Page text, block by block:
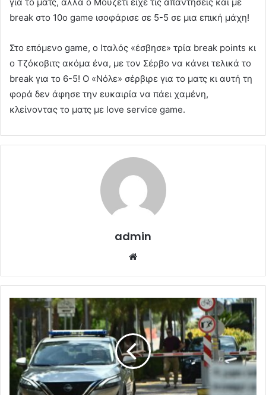
break στο 10ο game ισοφάρισε σε 5-5 σε μια επική μάχη!
Στο επόμενο game, ο Ιταλός «έσβησε» τρία break points κι
ο Τζόκοβιτς ακόμα ένα, με τον Σέρβο να κάνει τελικά το
break για το 6-5! Ο «Νόλε» σέρβιρε για το ματς κι αυτή τη
φορά δεν άφησε την ευκαιρία να πάει χαμένη,
κλείνοντας το ματς με love service game.
admin